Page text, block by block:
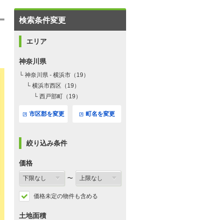
検索条件変更
エリア
神奈川県
└ 神奈川県 - 横浜市（19）
└ 横浜市西区（19）
└ 西戸部町（19）
市区郡を変更 町名を変更
絞り込み条件
価格
〜
価格未定の物件も含める
土地面積